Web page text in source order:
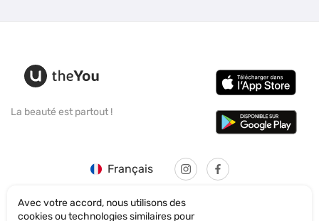
La beauté est partout !
Français
Avec votre accord, nous utilisons des
cookies ou technologies similaires pour